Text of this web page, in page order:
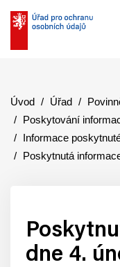
Úvod Úřad
Poskytování
Informace
Poskytnutá
dne 4.